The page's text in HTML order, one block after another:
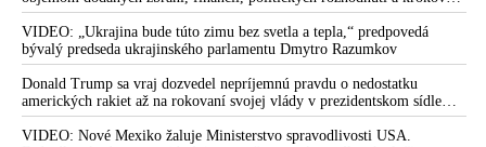
tlaku na nepriateľa,“ povedal Volodymyr Zelenskyj zhromaždeným
ukrajinským diplomatom v Kyjeve. Donald Trump mu potom odkázal,
že USA Ukrajine nedodajú protiraketové systémy Patriot
VIDEO: „Ukrajina bude túto zimu bez svetla a tepla,“ predpovedá
bývalý predseda ukrajinského parlamentu Dmytro Razumkov
Donald Trump sa vraj dozvedel nepríjemnú pravdu o nedostatku
amerických rakiet až na rokovaní svojej vlády v prezidentskom sídle
Camp David v Marylande, a preto musel odložiť plánované útoky na
Irán. Prezident USA sa pre to údajne pohádal so šéfom Pentagónu, lebo
VIDEO: Nové Mexiko žaluje Ministerstvo spravodlivosti USA.